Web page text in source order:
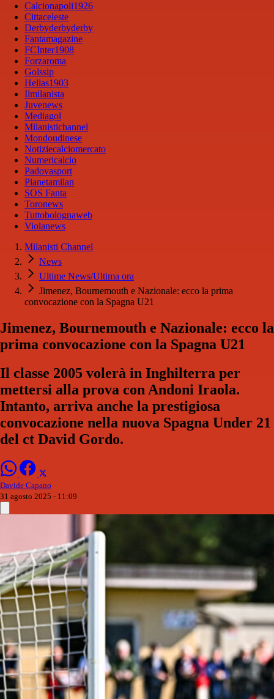
Calcionapoli1926
Cittaceleste
Derbyderbyderby
Fantamagazine
FCInter1908
Forzaroma
Golssip
Hellas1903
Ilmilanista
Juvenews
Mediagol
Milanistichannel
Mondoudinese
Notiziecalciomercato
Numericalcio
Padovasport
Pianetamilan
SOS Fanta
Toronews
Tuttobolognaweb
Violanews
Milanisti Channel
News
Ultime News/Ultima ora
Jimenez, Bournemouth e Nazionale: ecco la prima
convocazione con la Spagna U21
Jimenez, Bournemouth e Nazionale: ecco la
prima convocazione con la Spagna U21
Il classe 2005 volerà in Inghilterra per
mettersi alla prova con Andoni Iraola.
Intanto, arriva anche la prestigiosa
convocazione nella nuova Spagna Under 21
del ct David Gordo.
Davide Capano
31 agosto 2025 - 11:09